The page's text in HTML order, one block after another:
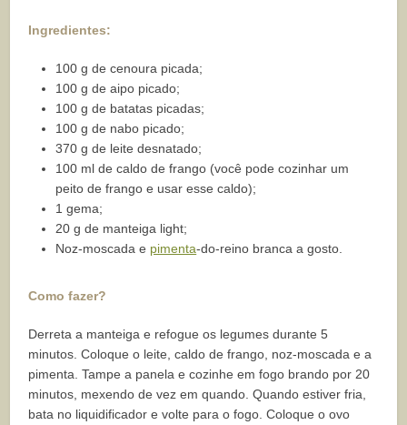
Ingredientes:
100 g de cenoura picada;
100 g de aipo picado;
100 g de batatas picadas;
100 g de nabo picado;
370 g de leite desnatado;
100 ml de caldo de frango (você pode cozinhar um
peito de frango e usar esse caldo);
1 gema;
20 g de manteiga light;
Noz-moscada e pimenta-do-reino branca a gosto.
Como fazer?
Derreta a manteiga e refogue os legumes durante 5
minutos. Coloque o leite, caldo de frango, noz-moscada e a
pimenta. Tampe a panela e cozinhe em fogo brando por 20
minutos, mexendo de vez em quando. Quando estiver fria,
bata no liquidificador e volte para o fogo. Coloque o ovo